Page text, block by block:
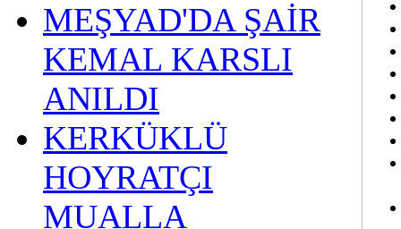
MEŞYAD'DA ŞAİR
KEMAL KARSLI
ANILDI
KERKÜKLÜ
HOYRATÇI
MUALLA